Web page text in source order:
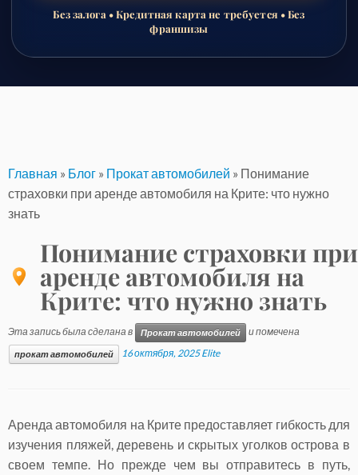
Без залога • Кредитная карта не требуется • Без
франшизы
Главная » Блог » Прокат автомобилей » Понимание
страховки при аренде автомобиля на Крите: что нужно
знать
Понимание страховки при
аренде автомобиля на
Крите: что нужно знать
Эта запись была сделана в Прокат автомобилей и помечена
прокат автомобилей 16 октября, 2025 Elite
Аренда автомобиля на Крите предоставляет гибкость для
изучения пляжей, деревень и скрытых уголков острова в
своем темпе. Но прежде чем вы отправитесь в путь,